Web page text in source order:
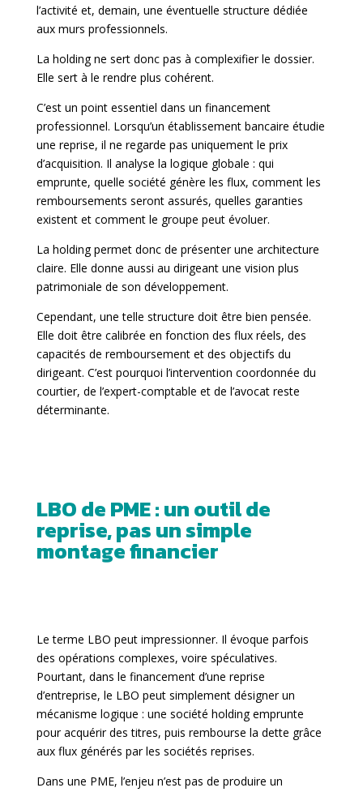
l’activité et, demain, une éventuelle structure dédiée
aux murs professionnels.
La holding ne sert donc pas à complexifier le dossier.
Elle sert à le rendre plus cohérent.
C’est un point essentiel dans un financement
professionnel. Lorsqu’un établissement bancaire étudie
une reprise, il ne regarde pas uniquement le prix
d’acquisition. Il analyse la logique globale : qui
emprunte, quelle société génère les flux, comment les
remboursements seront assurés, quelles garanties
existent et comment le groupe peut évoluer.
La holding permet donc de présenter une architecture
claire. Elle donne aussi au dirigeant une vision plus
patrimoniale de son développement.
Cependant, une telle structure doit être bien pensée.
Elle doit être calibrée en fonction des flux réels, des
capacités de remboursement et des objectifs du
dirigeant. C’est pourquoi l’intervention coordonnée du
courtier, de l’expert-comptable et de l’avocat reste
déterminante.
LBO de PME : un outil de
reprise, pas un simple
montage financier
Le terme LBO peut impressionner. Il évoque parfois
des opérations complexes, voire spéculatives.
Pourtant, dans le financement d’une reprise
d’entreprise, le LBO peut simplement désigner un
mécanisme logique : une société holding emprunte
pour acquérir des titres, puis rembourse la dette grâce
aux flux générés par les sociétés reprises.
Dans une PME, l’enjeu n’est pas de produire un